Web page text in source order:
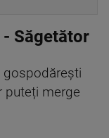
Săgetător
gospodărești
puteți merge